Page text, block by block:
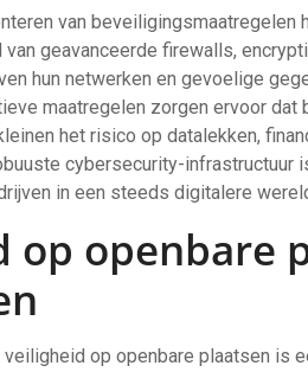
van beveiligingsmaatregelen
van geavanceerde firewalls,
hun netwerken en gevoelige
maatregelen zorgen ervoor
het risico op datalekken,
cybersecurity-
in een steeds digitalere
op openbare
veiligheid op openbare plaatsen is